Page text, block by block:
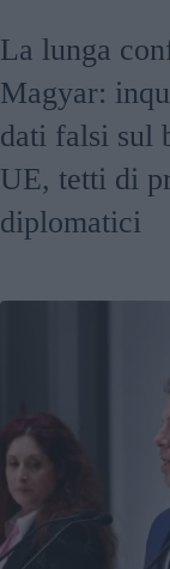
La lunga
Magyar:
dati falsi sul
UE, tetti di
diplomatici